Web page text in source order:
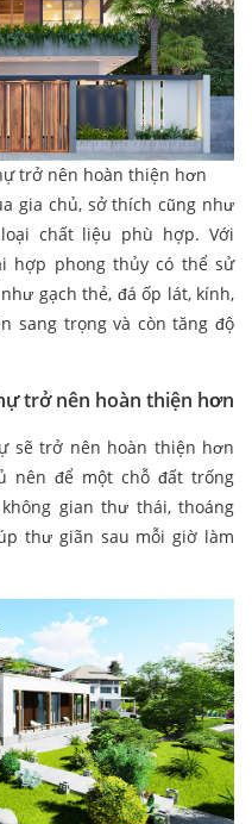
trở nên hoàn thiện hơn
gia chủ, sở thích cũng như
chất liệu phù hợp. Với
hợp phong thủy có thể sử
gạch thẻ, đá ốp lát, kính,
sang trọng và còn tăng độ
trở nên hoàn thiện hơn
sẽ trở nên hoàn thiện hơn
nên để một chỗ đất trống
gian thư thái, thoáng
thư giãn sau mỗi giờ làm